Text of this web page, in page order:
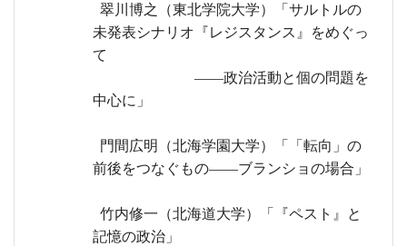
翠川博之（東北学院大学）「サルトルの
未発表シナリオ『レジスタンス』をめぐっ
て
――政治活動と個の問題を
中心に」
門間広明（北海学園大学）「「転向」の
前後をつなぐもの――ブランショの場合」
竹内修一（北海道大学）「『ペスト』と
記憶の政治」